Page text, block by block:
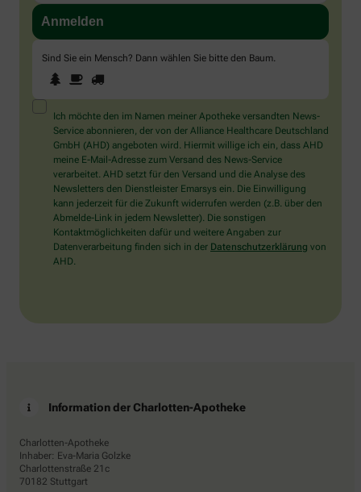
Sind Sie ein Mensch? Dann wählen Sie bitte den Baum.
Sind
Sie
ein
Mensch?
Dann
wählen
Sie
bitte
den
Baum.
1 2
Ich möchte den im Namen meiner Apotheke versandten News-
Service abonnieren, der von der Alliance Healthcare Deutschland
GmbH (AHD) angeboten wird. Hiermit willige ich ein, dass AHD
meine E-Mail-Adresse zum Versand des News-Service
verarbeitet. AHD setzt für den Versand und die Analyse des
Newsletters den Dienstleister Emarsys ein. Die Einwilligung
kann jederzeit für die Zukunft widerrufen werden (z.B. über den
Abmelde-Link in jedem Newsletter). Die sonstigen
Kontaktmöglichkeiten dafür und weitere Angaben zur
Datenverarbeitung finden sich in der Datenschutzerklärung von
AHD.
Information der Charlotten-Apotheke
Charlotten-Apotheke
Inhaber: Eva-Maria Golzke
Charlottenstraße 21c
70182 Stuttgart